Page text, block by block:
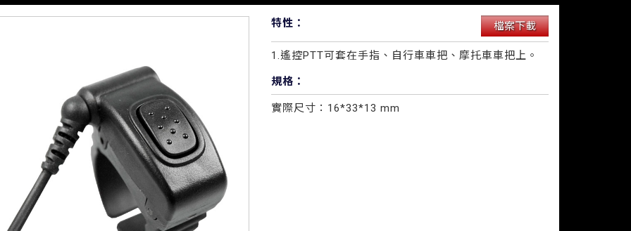
特性： 檔案下載
1.遙控PTT可套在手指、自行車車把、摩托車車把上。
規格：
實際尺寸：16*33*13 mm